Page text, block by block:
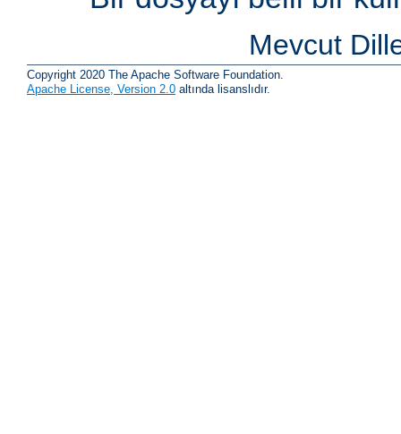
Mevcut
Copyright 2020 The Apache Software Foundation.
Apache License, Version 2.0 altında lisanslıdır.